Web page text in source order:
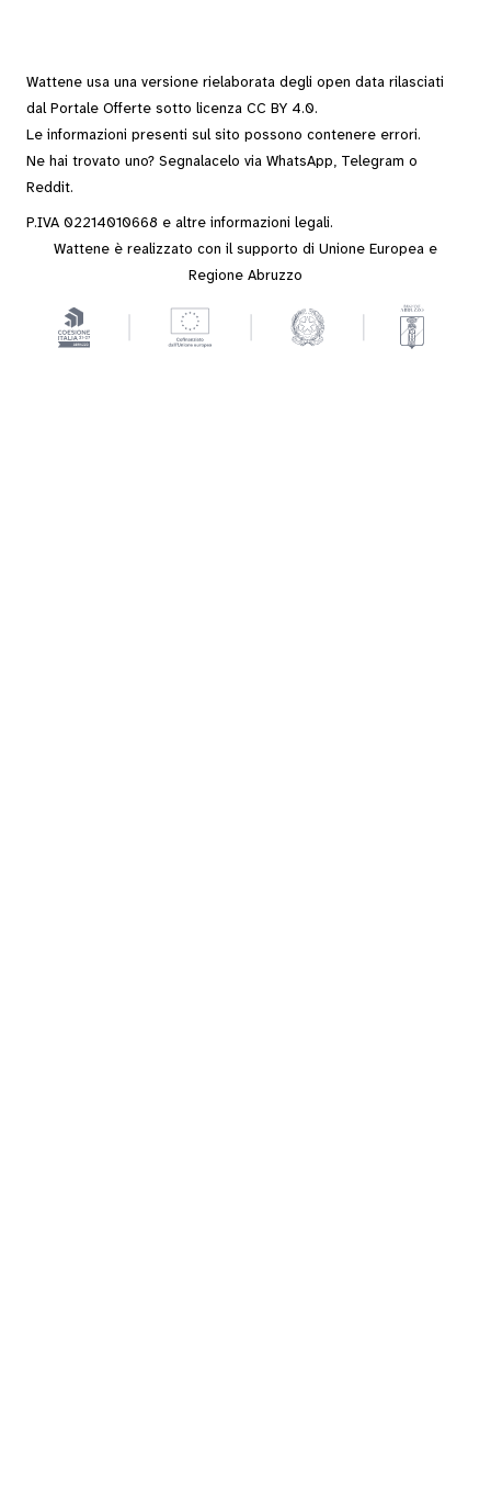
Wattene usa una versione rielaborata degli open data rilasciati
dal Portale Offerte sotto licenza CC BY 4.0.
Le informazioni presenti sul sito possono contenere errori.
Ne hai trovato uno? Segnalacelo via WhatsApp, Telegram o
Reddit.
P.IVA 02214010668 e altre informazioni legali.
Wattene è realizzato con il supporto di Unione Europea e
Regione Abruzzo